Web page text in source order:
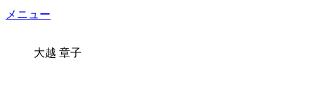
メニュー
大越 章子